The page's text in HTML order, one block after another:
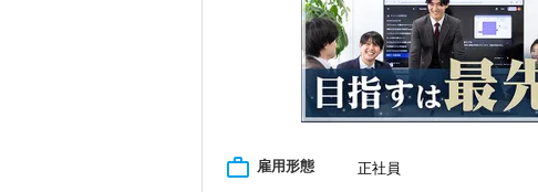
＜募集の背景＞
・事業拡大に伴う増員募集
・組織力強化に向けた採用
・将来の中核人材を募集
＜先輩スタッフの声＞
work_outline 雇用形態 正社員